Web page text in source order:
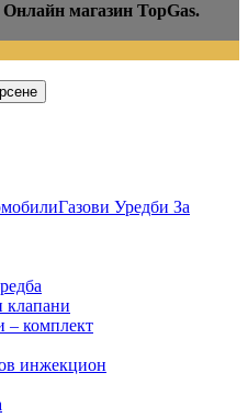
Онлайн магазин TopGas.
Газови Уредби За
клапани
– комплект
инжекцион